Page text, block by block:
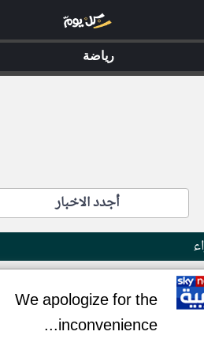
أجدد الاخبار
We apologize for the
inconvenience...
رياضة